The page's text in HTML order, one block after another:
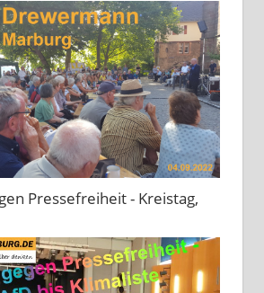
Pressefreiheit - Kreistag,